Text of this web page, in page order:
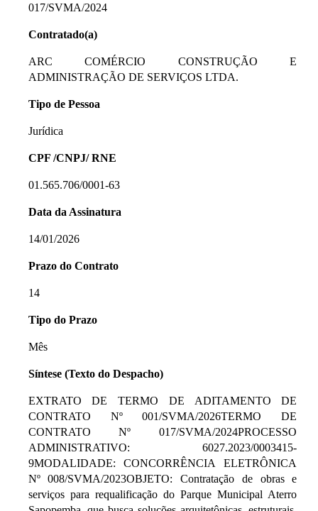
017/SVMA/2024
Contratado(a)
ARC COMÉRCIO CONSTRUÇÃO E
ADMINISTRAÇÃO DE SERVIÇOS LTDA.
Tipo de Pessoa
Jurídica
CPF /CNPJ/ RNE
01.565.706/0001-63
Data da Assinatura
14/01/2026
Prazo do Contrato
14
Tipo do Prazo
Mês
Síntese (Texto do Despacho)
EXTRATO DE TERMO DE ADITAMENTO DE
CONTRATO Nº 001/SVMA/2026TERMO DE
CONTRATO Nº 017/SVMA/2024PROCESSO
ADMINISTRATIVO: 6027.2023/0003415-
9MODALIDADE: CONCORRÊNCIA ELETRÔNICA
Nº 008/SVMA/2023OBJETO: Contratação de obras e
serviços para requalificação do Parque Municipal Aterro